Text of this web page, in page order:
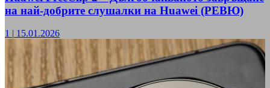
на най-добрите слушалки на Huawei (РЕВЮ)
1 15.01.2026